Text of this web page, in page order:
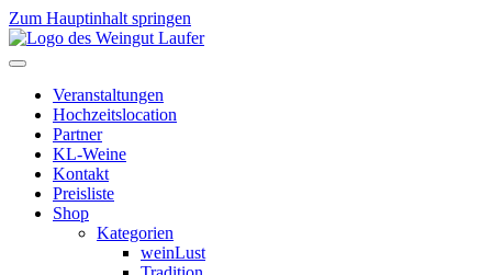
Zum Hauptinhalt springen
Veranstaltungen
Hochzeitslocation
Partner
KL-Weine
Kontakt
Preisliste
Shop
Kategorien
weinLust